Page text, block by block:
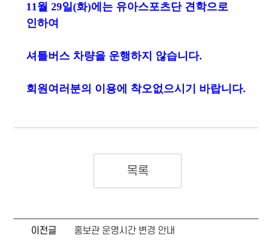
11월 29일(화)에는 유아스포츠단 견학으로
인하여
셔틀버스 차량을 운행하지 않습니다.
회원여러분의 이용에 착오없으시기 바랍니다.
목록
이전글 홍보관 운영시간 변경 안내